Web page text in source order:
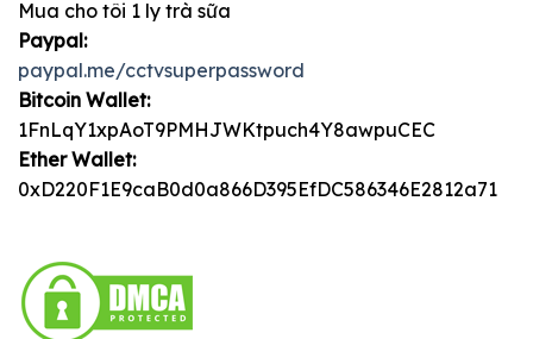
Mua cho tôi 1 ly trà sữa
Paypal:
paypal.me/cctvsuperpassword
Bitcoin Wallet:
1FnLqY1xpAoT9PMHJWKtpuch4Y8awpuCEC
Ether Wallet:
0xD220F1E9caB0d0a866D395EfDC586346E2812a71